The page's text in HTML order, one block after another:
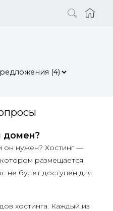
домен?
он нужен? Хостинг —
размещается
не будет доступен для
хостинга. Каждый из